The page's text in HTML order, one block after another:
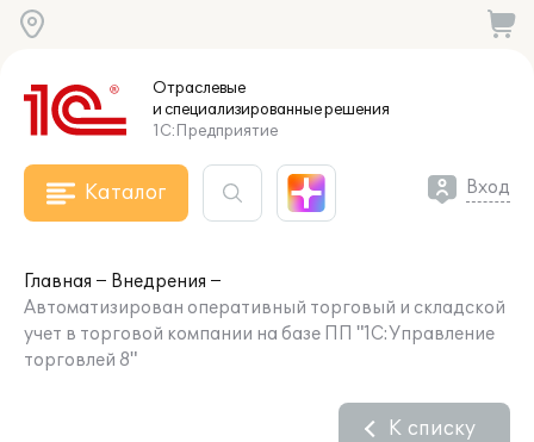
Отраслевые
и специализированныерешения
1С:Предприятие
Каталог Вход
Главная
Внедрения
Автоматизирован оперативный торговый и складской
учет в торговой компании на базе ПП "1С:Управление
торговлей 8"
К списку